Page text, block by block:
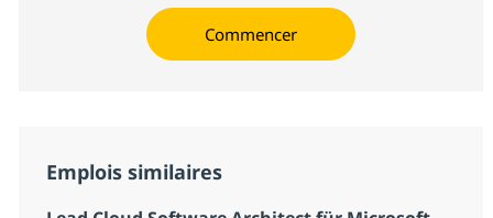
Commencer
Emplois similaires